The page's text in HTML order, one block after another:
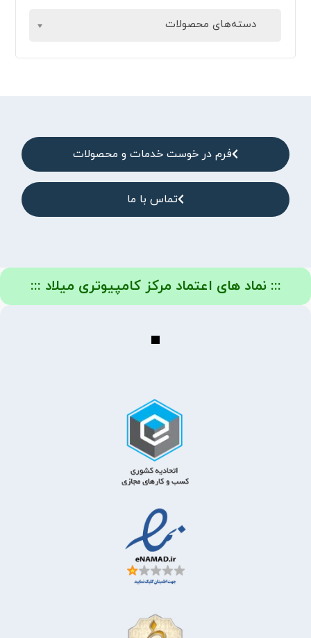
دسته‌های محصولات
فرم در خوست خدمات و محصولات
تماس با ما
::: نماد های اعتماد مرکز کامپیوتری میلاد :::